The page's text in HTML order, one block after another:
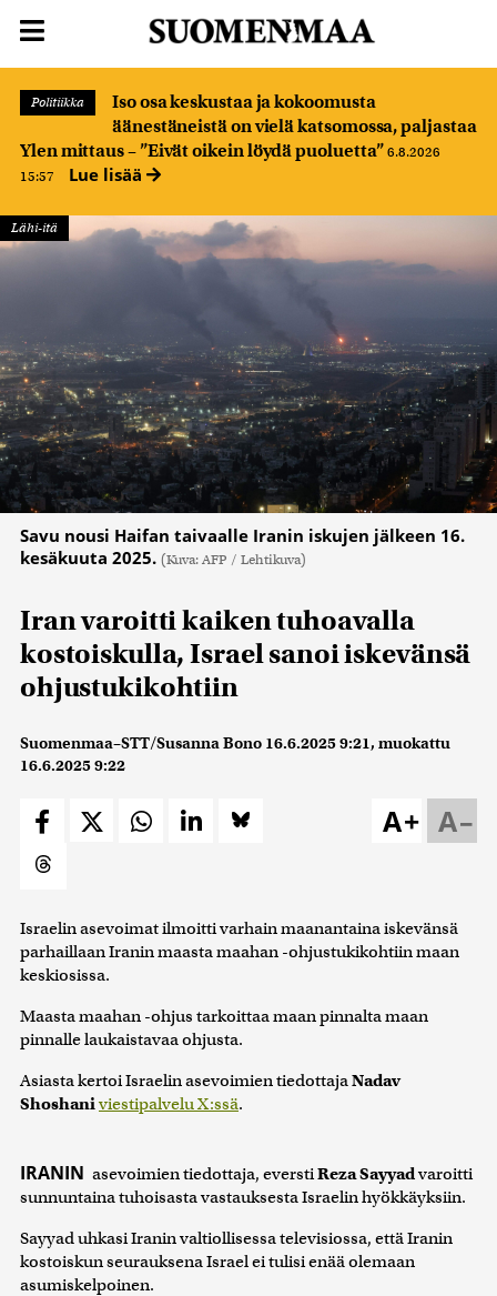
Politiikka
Iso osa keskustaa ja kokoomusta
äänestäneistä on vielä katsomossa, paljastaa
Ylen mittaus – ”Eivät oikein löydä puoluetta” 6.8.2026
15:57
Lue lisää
Lähi-itä
Savu nousi Haifan taivaalle Iranin iskujen jälkeen 16.
kesäkuuta 2025. (Kuva: AFP / Lehtikuva)
Iran varoitti kaiken tuhoavalla
kostoiskulla, Israel sanoi iskevänsä
ohjustukikohtiin
Suomenmaa–STT/Susanna Bono 16.6.2025 9:21, muokattu
16.6.2025 9:22
A–
A+
Israelin asevoimat ilmoitti varhain maanantaina iskevänsä
parhaillaan Iranin maasta maahan -ohjustukikohtiin maan
keskiosissa.
Maasta maahan -ohjus tarkoittaa maan pinnalta maan
pinnalle laukaistavaa ohjusta.
Asiasta kertoi Israelin asevoimien tiedottajaNadav
Shoshaniviestipalvelu X:ssä.
IRANIN asevoimien tiedottaja, everstiReza Sayyadvaroitti
sunnuntaina tuhoisasta vastauksesta Israelin hyökkäyksiin.
Sayyad uhkasi Iranin valtiollisessa televisiossa, että Iranin
kostoiskun seurauksena Israel ei tulisi enää olemaan
asumiskelpoinen.